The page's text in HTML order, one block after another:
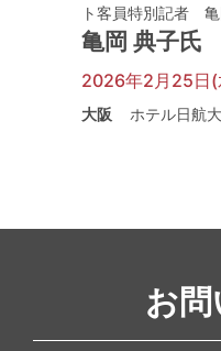
ト客員特別記者
亀岡 典子氏
2026年2月25日(
大阪 ホテル日航
お